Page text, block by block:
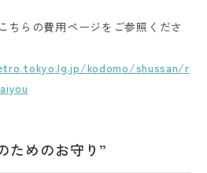
ちらの費用ページをご参照くださ
kodomo/shussan/r
ためのお守り”